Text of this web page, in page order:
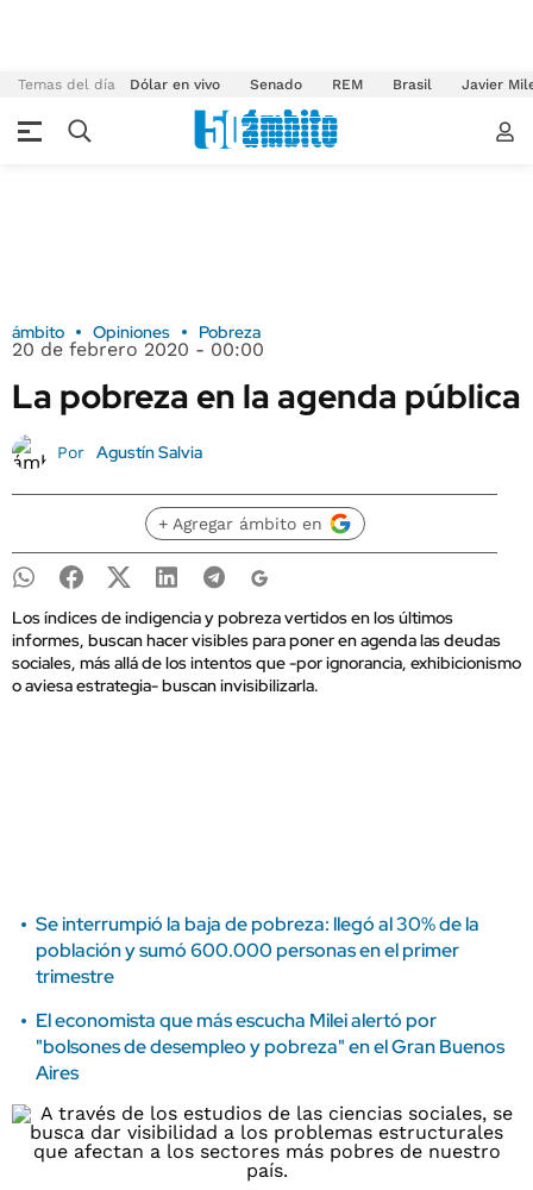
Temas del día Dólar en vivo Senado REM Brasil Javier
ámbito Opiniones Pobreza
20 de febrero 2020 - 00:00
La pobreza en la agenda pública
Por Agustín Salvia
+ Agregar ámbito en
Los índices de indigencia y pobreza vertidos en los últimos
informes, buscan hacer visibles para poner en agenda las deudas
sociales, más allá de los intentos que -por ignorancia, exhibicionismo
o aviesa estrategia- buscan invisibilizarla.
Se interrumpió la baja de pobreza: llegó al 30% de la
población y sumó 600.000 personas en el primer
trimestre
El economista que más escucha Milei alertó por
"bolsones de desempleo y pobreza" en el Gran Buenos
Aires